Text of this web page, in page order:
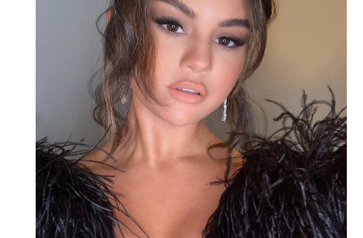
hizmetlere ilişkin reklam, tanıtım,
pazarlama ve kutlama/ temenni
amaçlı her türlü e-bülten/ ticari
elektronik ileti gönderiminin e-posta
yoluyla tarafıma yapılmasına onay
ve bu kapsamda/ amaçla ad/
soyad ve e-posta adresi verilerimin
işlenmesine açık rıza veriyorum.
KAPAT